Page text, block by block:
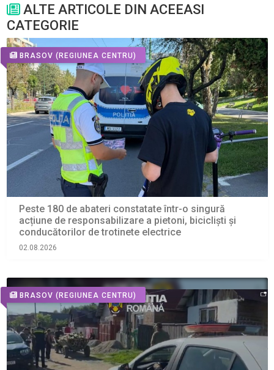
ALTE ARTICOLE DIN ACEEASI
CATEGORIE
BRASOV (REGIUNEA CENTRU)
Peste 180 de abateri constatate într-o singură
acțiune de responsabilizare a pietoni, bicicliști și
conducătorilor de trotinete electrice
02.08.2026
BRASOV (REGIUNEA CENTRU)